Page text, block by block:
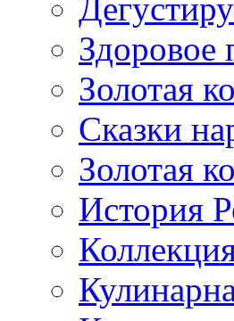
Здоровое
Золотая
Сказки
Золотая
История